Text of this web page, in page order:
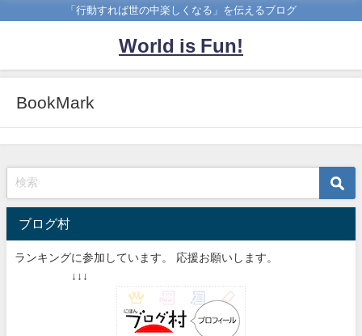
「行動すれば世の中楽しくなる」を伝えるブログ
World is Fun!
BookMark
ブログ村
ランキングに参加しています。 応援お願いします。
↓↓↓